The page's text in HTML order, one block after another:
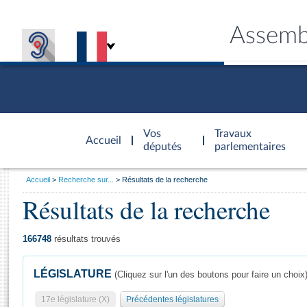
Accueil
d'accueil
Vos
députés
Travaux
parlementaires
Général
Vous
Accueil Recherche sur... Résultats de la recherche
Résultats de la recherche
166748 résultats trouvés
LÉGISLATURE (Cliquez sur l'un des boutons pour faire un choix)
17e législature (X) Précédentes législatures